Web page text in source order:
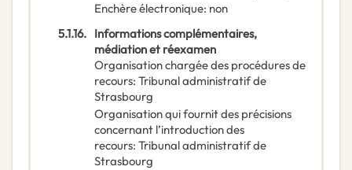
Enchère électronique: non
5.1.16. Informations complémentaires,
médiation et réexamen
Organisation chargée des procédures de
recours: Tribunal administratif de
Strasbourg
Organisation qui fournit des précisions
concernant l’introduction des
recours: Tribunal administratif de
Strasbourg